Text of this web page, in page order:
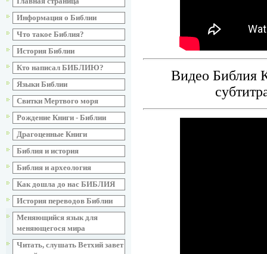
Информация о Библии
Что такое Библия?
История Библии
Кто написал БИБЛИЮ?
Языки Библии
Свитки Мертвого моря
Рождение Книги - Библии
Драгоценные Книги
Библия и история
Библия и археология
Как дошла до нас БИБЛИЯ
История переводов Библии
Меняющийся язык для
меняющегося мира
Читать, слушать Ветхий завет
Видео Библия